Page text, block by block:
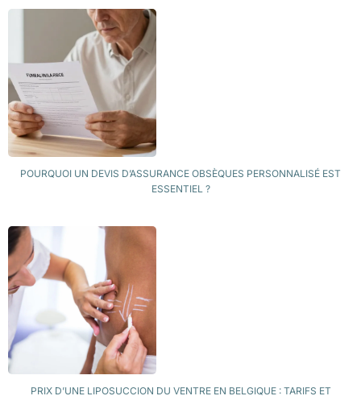
POURQUOI UN DEVIS D’ASSURANCE OBSÈQUES PERSONNALISÉ EST
ESSENTIEL ?
PRIX D’UNE LIPOSUCCION DU VENTRE EN BELGIQUE : TARIFS ET